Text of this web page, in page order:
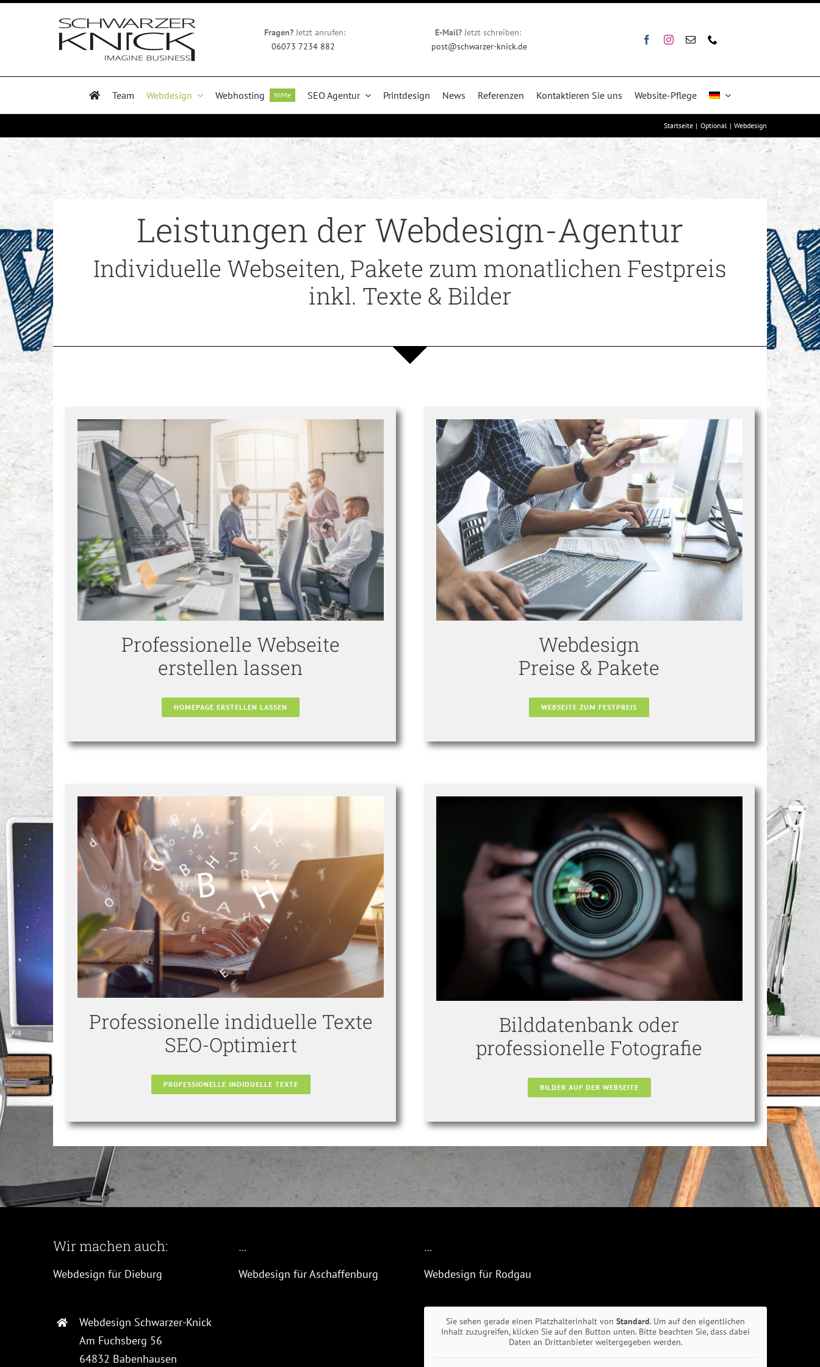
Fragen?Jetzt anrufen:
06073 7234 882
E-Mail?Jetzt schreiben:
post@schwarzer-knick.de
Team Webdesign Webhosting NVMe SEO Agentur Printdesign News Referenzen Kontaktieren Sie uns Website-Pflege
Startseite Optional Webdesign
Leistungen der Webdesign-Agentur
Individuelle Webseiten, Pakete zum monatlichen Festpreis
inkl. Texte & Bilder
Professionelle Webseite
erstellen lassen
HOMEPAGE ERSTELLEN LASSEN
Webdesign
Preise & Pakete
WEBSEITE ZUM FESTPREIS
Professionelle indiduelle Texte
SEO-Optimiert
PROFESSIONELLE INDIDUELLE TEXTE
Bilddatenbank oder
professionelle Fotografie
BILDER AUF DER WEBSEITE
Wir machen auch:
Webdesign für Dieburg
…
Webdesign für Aschaffenburg
…
Webdesign für Rodgau
Webdesign Schwarzer-Knick
Am Fuchsberg 56
64832 Babenhausen
Sie sehen gerade einen Platzhalterinhalt vonStandard. Um auf den eigentlichen
Inhalt zuzugreifen, klicken Sie auf den Button unten. Bitte beachten Sie, dass dabei
Daten an Drittanbieter weitergegeben werden.